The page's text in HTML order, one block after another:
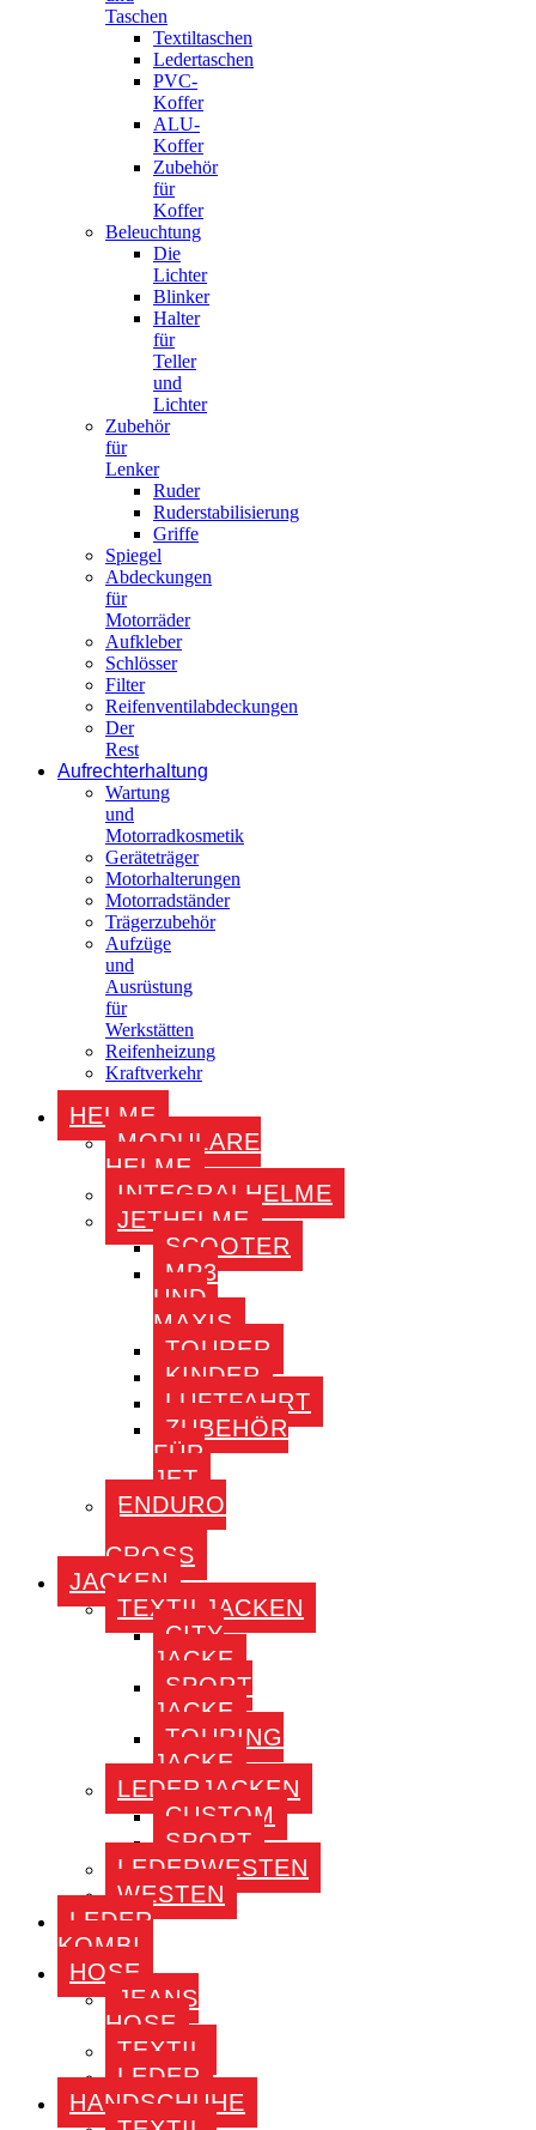
Taschen
Textiltaschen
Ledertaschen
PVC-
Koffer
ALU-
Koffer
Zubehör
für
Koffer
Beleuchtung
Die
Lichter
Blinker
Halter
für
Teller
und
Lichter
Zubehör
für
Lenker
Ruder
Ruderstabilisierung
Griffe
Spiegel
Abdeckungen
für
Motorräder
Aufkleber
Schlösser
Filter
Reifenventilabdeckungen
Der
Rest
Aufrechterhaltung
Wartung
und
Motorradkosmetik
Geräteträger
Motorhalterungen
Motorradständer
Trägerzubehör
Aufzüge
und
Ausrüstung
für
Werkstätten
Reifenheizung
Kraftverkehr
HELME
MODULARE
HELME
INTEGRALHELME
JETHELME
SCOOTER
MP3
UND
MAXIS
TOURER
KINDER
LUFTFAHRT
ZUBEHÖR
FÜR
JET
ENDURO
CROSS
JACKEN
TEXTILJACKEN
CITY
JACKE
SPORT
JACKE
TOURING
JACKE
LEDERJACKEN
CUSTOM
SPORT
LEDERWESTEN
WESTEN
LEDER
KOMBI
HOSE
JEANS
HOSE
TEXTIL
LEDER
HANDSCHUHE